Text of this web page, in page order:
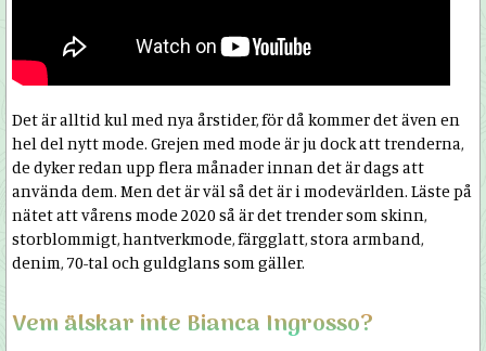
Det är alltid kul med nya årstider, för då kommer det även en
hel del nytt mode. Grejen med mode är ju dock att trenderna,
de dyker redan upp flera månader innan det är dags att
använda dem. Men det är väl så det är i modevärlden. Läste på
nätet att vårens mode 2020 så är det trender som skinn,
storblommigt, hantverkmode, färgglatt, stora armband,
denim, 70-tal och guldglans som gäller.
Vem älskar inte Bianca Ingrosso?